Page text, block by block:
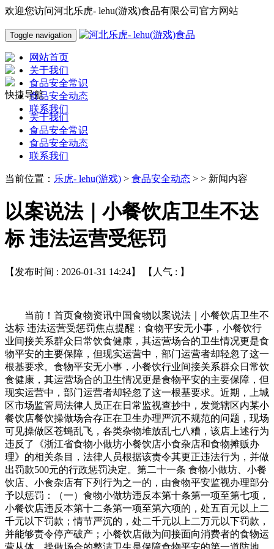
欢迎您访问河北乐虎- lehu(游戏)食品有限公司官方网站
Toggle navigation
网站首页
关于我们
食品安全常识
食品安全动态
联系我们
快捷导航
关于我们
食品安全常识
食品安全动态
联系我们
当前位置： 乐虎- lehu(游戏) > 食品安全动态 > > 新闻内容
以案说法｜小餐饮店卫生不达
标 违法运营受惩罚
【发布时间 : 2026-01-31 14:24】 【人气 : 】
当前！首页食物资讯中国食物以案说法｜小餐饮店卫生不
达标 违法运营受惩罚焦点提醒：食物平安无小事，小餐饮行
业间接关系群众日常饮食健康，其运营场合的卫生情况更是食
物平安的主要保障，但现实运营中，部门运营者却轻忽了这一
根基要求。食物平安无小事，小餐饮行业间接关系群众日常饮
食健康，其运营场合的卫生情况更是食物平安的主要保障，但
现实运营中，部门运营者却轻忽了这一根基要求。近期，上城
区市场监管局法律人员正在日常监视查抄中，发觉辖区内某小
餐饮店餐饮操做场合存正在卫生办理严沉不规范的问题，现场
可见操做区苍蝇乱飞，各类杂物堆放乱七八糟，该店上述行为
违反了《浙江省食物小做坊小餐饮店小食杂店和食物摊贩办
理》的相关条目，法律人员根据该责令其更正违法行为，并做
出罚款500元的行政惩罚决定。第二十一条 食物小做坊、小餐
饮店、小食杂店有下列行为之一的，由食物平安监视办理部分
予以惩罚：（一）食物小做坊违反本第十条第一项至第七项，
小餐饮店违反本第十二条第一项至第六项的，处五百元以上二
千元以下罚款；情节严沉的，处二千元以上二万元以下罚款，
并能够责令停产破产；小餐饮店做为间接面向消费者的食物运
营从体，操做场合的整洁卫生是保障食物平安的第一道防地。